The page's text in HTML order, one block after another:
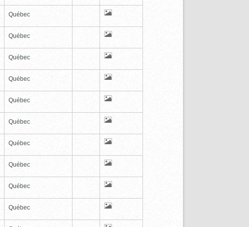
Québec
Québec
Québec
Québec
Québec
Québec
Québec
Québec
Québec
Québec